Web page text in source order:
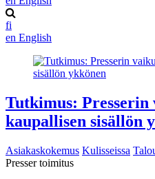
fi
en English
Tutkimus:
kaupallisen sisällön
Asiakaskokemus Kulisseissa
Presser toimitus